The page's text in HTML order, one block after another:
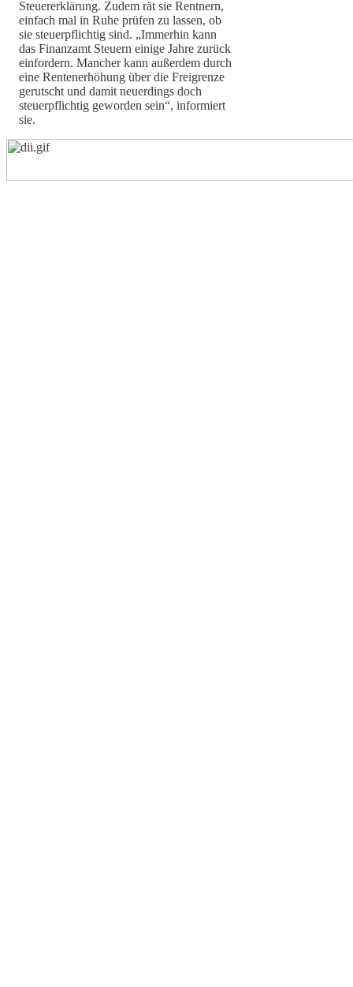
Steuererklärung. Zudem rät sie Rentnern,
einfach mal in Ruhe prüfen zu lassen, ob
sie steuerpflichtig sind. „Immerhin kann
das Finanzamt Steuern einige Jahre zurück
einfordern. Mancher kann außerdem durch
eine Rentenerhöhung über die Freigrenze
gerutscht und damit neuerdings doch
steuerpflichtig geworden sein“, informiert
sie.